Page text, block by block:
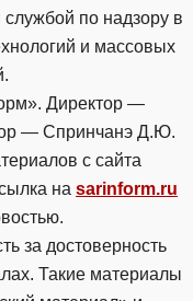
по надзору в
и массовых
Директор —
— Спринчанэ Д.Ю.
с сайта
на sarinform.ru
за достоверность
Такие материалы